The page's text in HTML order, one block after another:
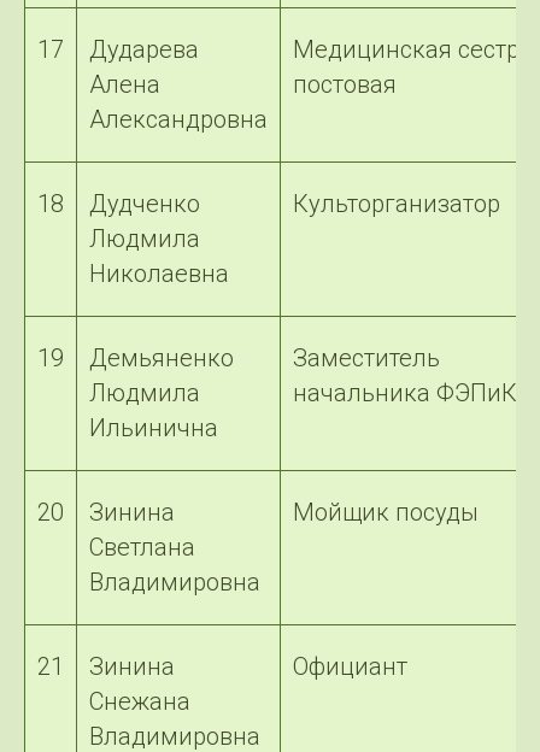
17
Дударева
Алена
Александровна
Медицинская сестра
постовая
18
Дудченко
Людмила
Николаевна
Культорганизатор
19
Демьяненко
Людмила
Ильинична
Заместитель
начальника ФЭПиКО
20
Зинина
Светлана
Владимировна
Мойщик посуды
21
Зинина
Снежана
Владимировна
Официант